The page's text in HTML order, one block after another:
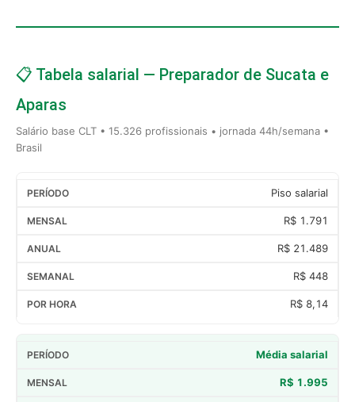
📋 Tabela salarial — Preparador de Sucata e
Aparas
Salário base CLT • 15.326 profissionais • jornada 44h/semana •
Brasil
Piso salarial
R$ 1.791
R$ 21.489
R$ 448
R$ 8,14
Média salarial
R$ 1.995